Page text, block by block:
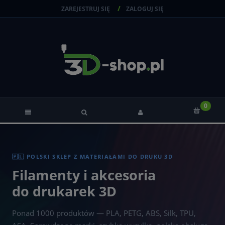
ZAREJESTRUJ SIĘ ZALOGUJ SIĘ
🇵🇱 POLSKI SKLEP Z MATERIAŁAMI DO DRUKU 3D
Filamenty i akcesoria
do drukarek 3D
Ponad 1000 produktów — PLA, PETG, ABS, Silk, TPU,